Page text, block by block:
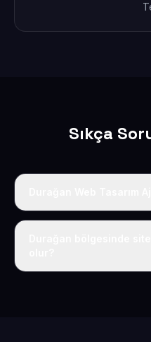
Sıkça
Tek fiyat uygulanır: yıllık